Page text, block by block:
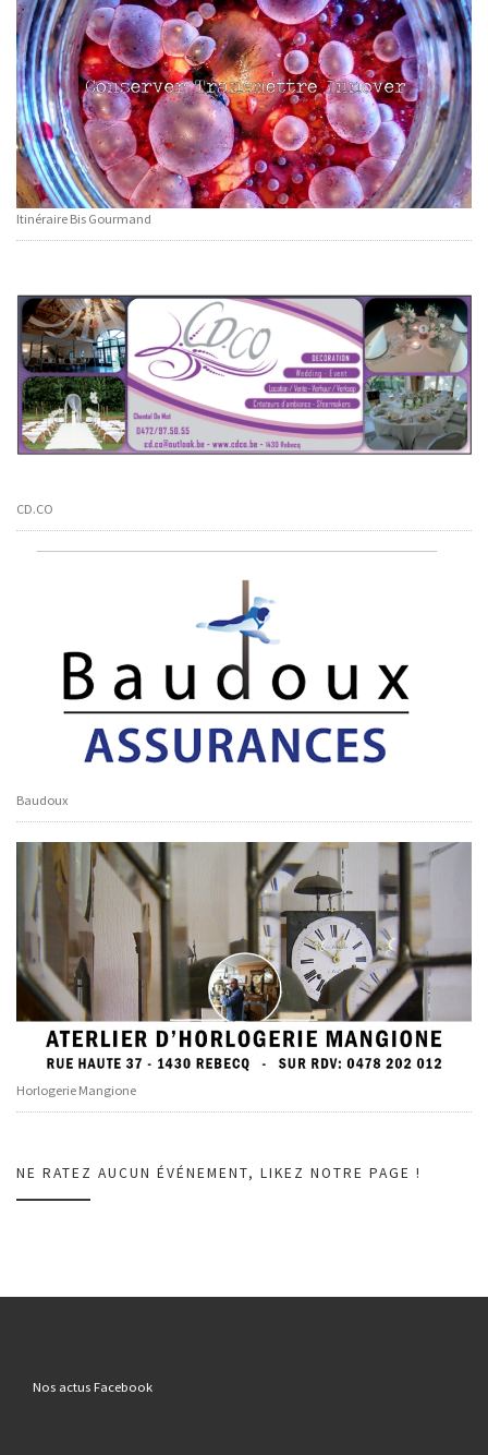
Itinéraire Bis Gourmand
CD.CO
Baudoux
Horlogerie Mangione
NE RATEZ AUCUN ÉVÉNEMENT, LIKEZ NOTRE PAGE !
Nos actus Facebook